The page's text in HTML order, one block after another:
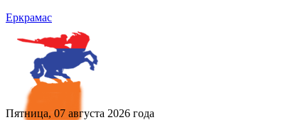
Еркрамас
Пятница, 07 августа 2026 года